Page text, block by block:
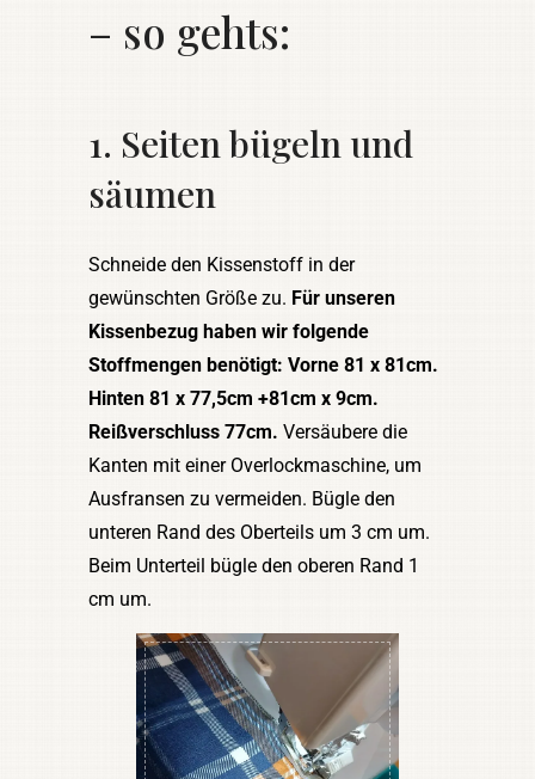
– so gehts:
1. Seiten bügeln und
säumen
Schneide den Kissenstoff in der
gewünschten Größe zu. Für unseren
Kissenbezug haben wir folgende
Stoffmengen benötigt: Vorne 81 x 81cm.
Hinten 81 x 77,5cm +81cm x 9cm.
Reißverschluss 77cm. Versäubere die
Kanten mit einer Overlockmaschine, um
Ausfransen zu vermeiden. Bügle den
unteren Rand des Oberteils um 3 cm um.
Beim Unterteil bügle den oberen Rand 1
cm um.